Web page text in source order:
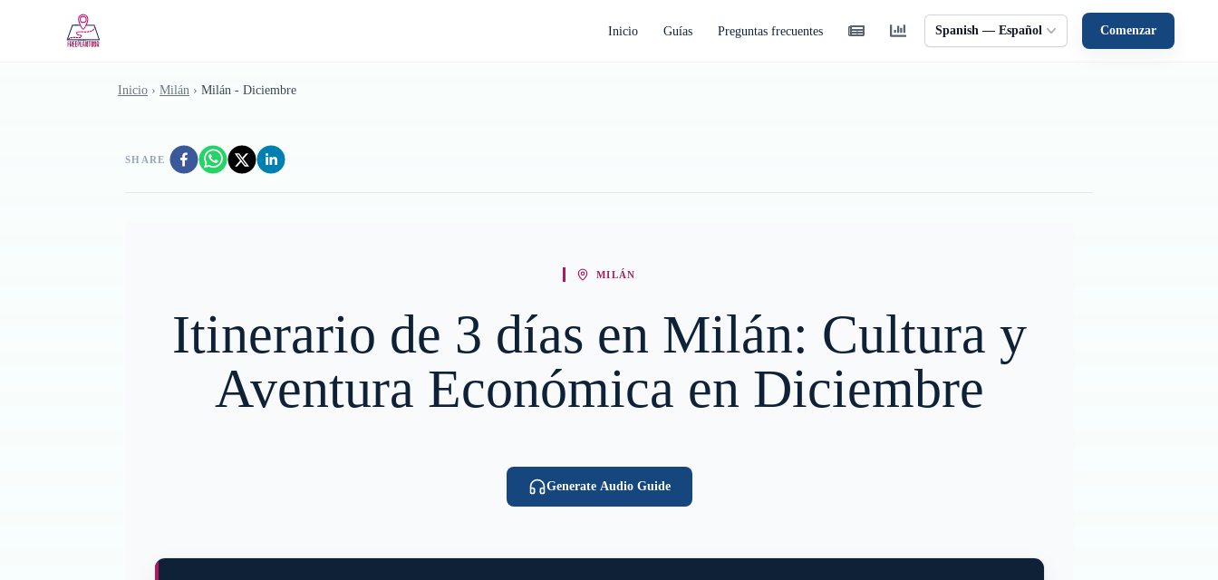
Inicio Guías Preguntas frecuentes Spanish — Español Comenzar
Inicio › Milán › Milán - Diciembre
SHARE
MILÁN
Itinerario de 3 días en Milán: Cultura y
Aventura Económica en Diciembre
Generate Audio Guide